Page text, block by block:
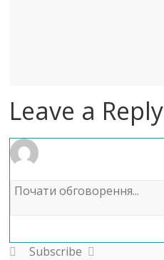
Leave a Reply
Subscribe